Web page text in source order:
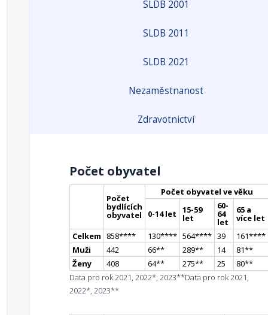
SLDB 2001
SLDB 2011
SLDB 2021
Nezaměstnanost
Zdravotnictví
Počet obyvatel
Počet
bydlících
obyvatel
Počet obyvatel ve věku
0-14 let 15-59
let
60-
64
let
65 a
více let
Celkem
858**** 130**** 564**** 39 161****
Muži
442 66** 289** 14 81**
Ženy
408 64** 275** 25 80**
Data pro rok 2021, 2022*, 2023**Data pro rok 2021,
2022*, 2023**